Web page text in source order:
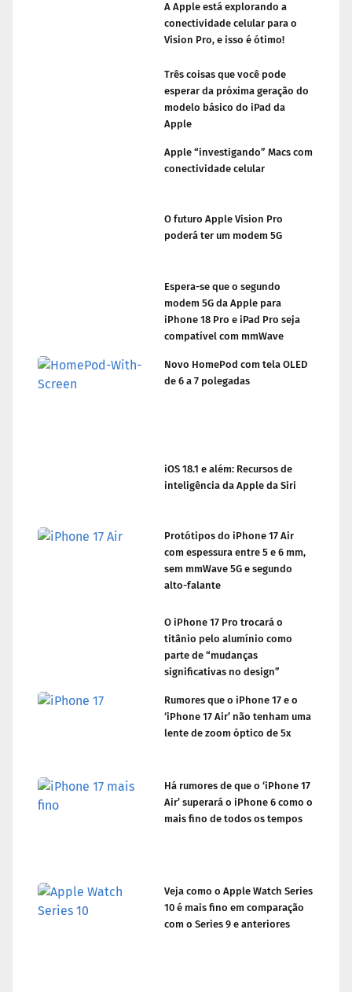
A Apple está explorando a
conectividade celular para o
Vision Pro, e isso é ótimo!
Três coisas que você pode
esperar da próxima geração do
modelo básico do iPad da
Apple
Apple “investigando” Macs com
conectividade celular
O futuro Apple Vision Pro
poderá ter um modem 5G
Espera-se que o segundo
modem 5G da Apple para
iPhone 18 Pro e iPad Pro seja
compatível com mmWave
Novo HomePod com tela OLED
de 6 a 7 polegadas
iOS 18.1 e além: Recursos de
inteligência da Apple da Siri
Protótipos do iPhone 17 Air
com espessura entre 5 e 6 mm,
sem mmWave 5G e segundo
alto-falante
O iPhone 17 Pro trocará o
titânio pelo alumínio como
parte de “mudanças
significativas no design”
Rumores que o iPhone 17 e o
‘iPhone 17 Air’ não tenham uma
lente de zoom óptico de 5x
Há rumores de que o ‘iPhone 17
Air’ superará o iPhone 6 como o
mais fino de todos os tempos
Veja como o Apple Watch Series
10 é mais fino em comparação
com o Series 9 e anteriores